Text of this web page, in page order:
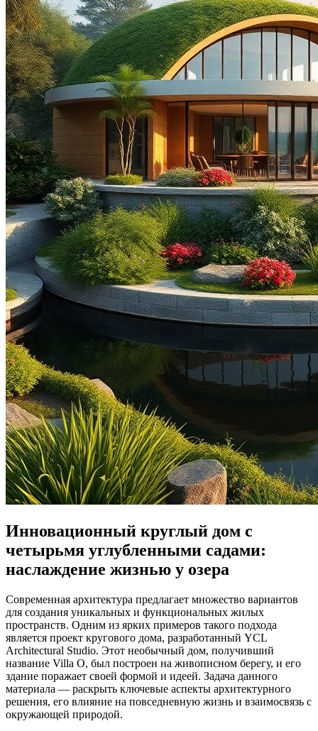
Инновационный круглый дом с
четырьмя углубленными садами:
наслаждение жизнью у озера
Современная архитектура предлагает множество вариантов
для создания уникальных и функциональных жилых
пространств. Одним из ярких примеров такого подхода
является проект кругового дома, разработанный YCL
Architectural Studio. Этот необычный дом, получивший
название Villa O, был построен на живописном берегу, и его
здание поражает своей формой и идеей. Задача данного
материала — раскрыть ключевые аспекты архитектурного
решения, его влияние на повседневную жизнь и взаимосвязь с
окружающей природой.